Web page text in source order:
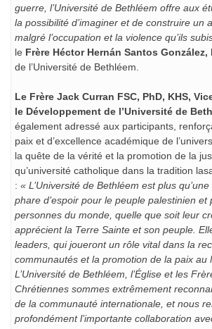
guerre, l’Université de Bethléem offre aux
la possibilité d’imaginer et de construire un
malgré l’occupation et la violence qu’ils
le Frère Héctor Hernán Santos González,
de l’Université de Bethléem.
Le Frère Jack Curran FSC, PhD, KHS,
le Développement de l’Université de
également adressé aux participants,
paix et d’excellence académique de
la quête de la vérité et la promotion de la
qu’université catholique dans la tradition
: « L’Université de Bethléem est plus
phare d’espoir pour le peuple palestinien et
personnes du monde, quelle que soit leur
apprécient la Terre Sainte et son peuple.
leaders, qui joueront un rôle vital dans la
communautés et la promotion de la paix au
L’Université de Bethléem, l’Église et les
Chrétiennes sommes extrêmement
de la communauté internationale, et nous
profondément l’importante collaboration